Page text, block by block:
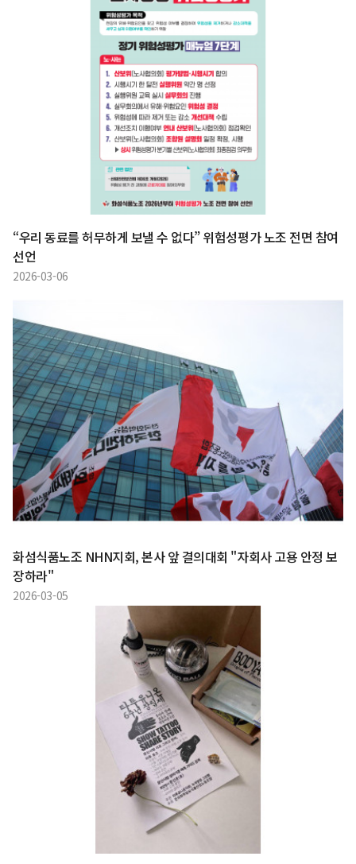
“우리 동료를 허무하게 보낼 수 없다” 위험성평가 노조 전면 참여
선언
2026-03-06
화섬식품노조 NHN지회, 본사 앞 결의대회 "자회사 고용 안정 보
장하라"
2026-03-05